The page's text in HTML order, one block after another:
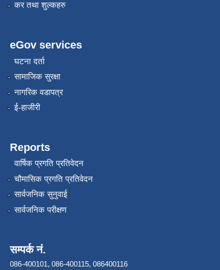
कर तथा शुल्कहरु
eGov services
घटना दर्ता
सामाजिक सुरक्षा
नागरिक वडापत्र
ई-हाजीरी
Reports
वार्षिक प्रगति प्रतिवेदन
चौमासिक प्रगति प्रतिवेदन
सार्वजनिक सुनुवाई
सार्वजनिक परीक्षण
सम्पर्क नं.
086-400101, 086-400115, 086400116